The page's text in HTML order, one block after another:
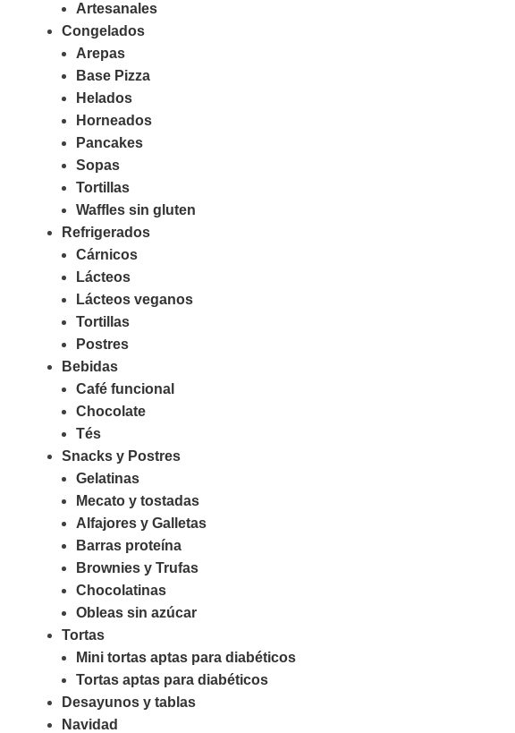
Artesanales
Congelados
Arepas
Base Pizza
Helados
Horneados
Pancakes
Sopas
Tortillas
Waffles sin gluten
Refrigerados
Cárnicos
Lácteos
Lácteos veganos
Tortillas
Postres
Bebidas
Café funcional
Chocolate
Tés
Snacks y Postres
Gelatinas
Mecato y tostadas
Alfajores y Galletas
Barras proteína
Brownies y Trufas
Chocolatinas
Obleas sin azúcar
Tortas
Mini tortas aptas para diabéticos
Tortas aptas para diabéticos
Desayunos y tablas
Navidad